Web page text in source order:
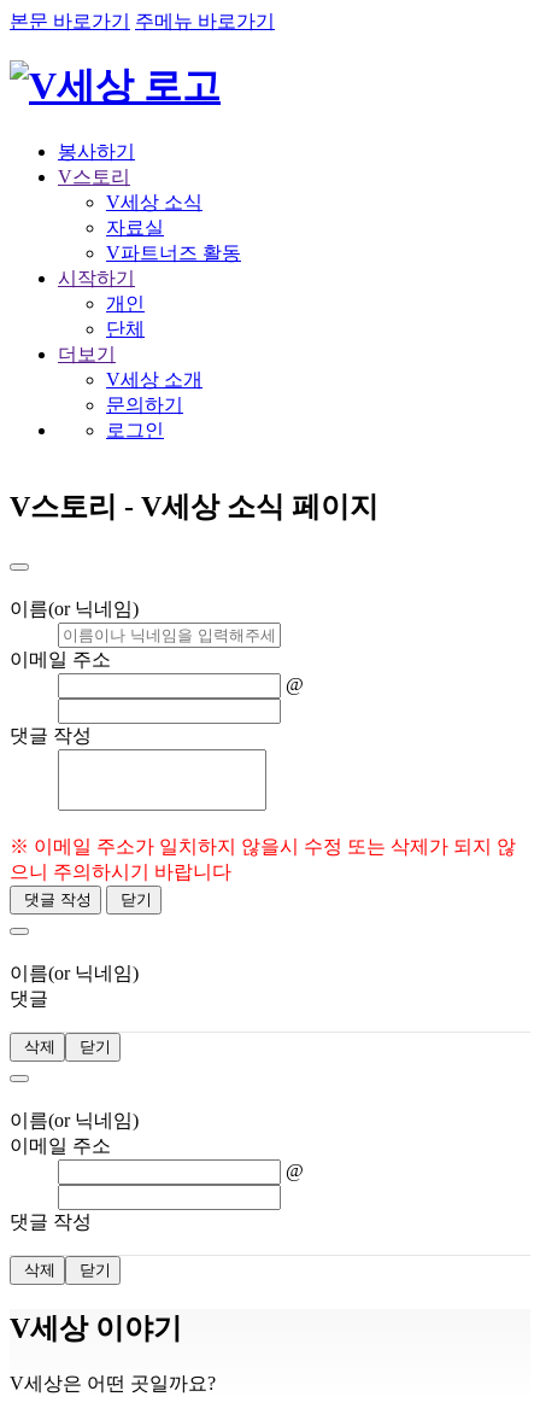
본문 바로가기 주메뉴 바로가기
봉사하기
V스토리
V세상 소식
자료실
V파트너즈 활동
시작하기
개인
단체
더보기
V세상 소개
문의하기
로그인
V스토리 - V세상 소식 페이지
이름(or 닉네임)
이메일 주소
@
댓글 작성
※ 이메일 주소가 일치하지 않을시 수정 또는 삭제가 되지 않
으니 주의하시기 바랍니다
댓글 작성 닫기
이름(or 닉네임)
댓글
삭제 닫기
이름(or 닉네임)
이메일 주소
@
댓글 작성
삭제 닫기
V세상 이야기
V세상은 어떤 곳일까요?